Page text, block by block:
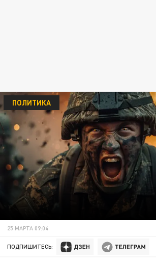
ПОЛИТИКА
25 МАРТА 09:04
ПОДПИШИТЕСЬ: